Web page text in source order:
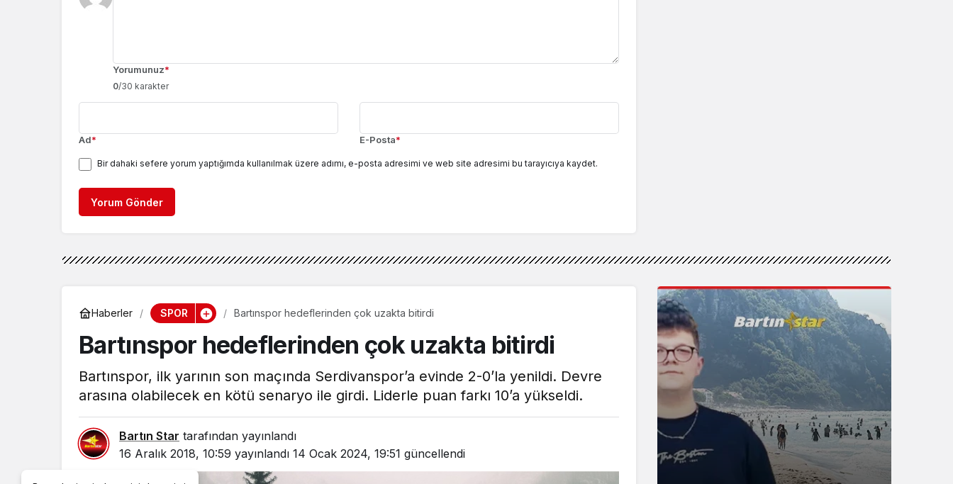
Yorumunuz*
0/30 karakter
Ad* E-Posta*
Bir dahaki sefere yorum yaptığımda kullanılmak üzere adımı, e-posta adresimi ve web site adresimi bu tarayıcıya kaydet.
Yorum Gönder
Haberler SPOR Bartınspor hedeflerinden çok uzakta bitirdi
Bartınspor hedeflerinden çok uzakta bitirdi
Bartınspor, ilk yarının son maçında Serdivanspor’a evinde 2-0’la yenildi. Devre
arasına olabilecek en kötü senaryo ile girdi. Liderle puan farkı 10’a yükseldi.
Bartın Star tarafından yayınlandı
16 Aralık 2018, 10:59 yayınlandı 14 Ocak 2024, 19:51 güncellendi